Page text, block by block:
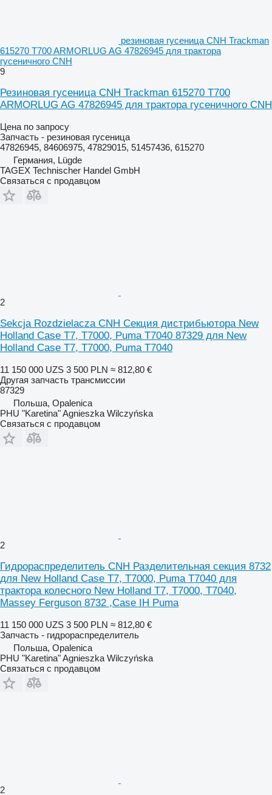
резиновая гусеница CNH Trackman
615270 T700 ARMORLUG AG 47826945 для трактора
гусеничного CNH
9
Резиновая гусеница CNH Trackman 615270 T700
ARMORLUG AG 47826945 для трактора гусеничного CNH
Цена по запросу
Запчасть - резиновая гусеница
47826945, 84606975, 47829015, 51457436, 615270
Германия, Lügde
TAGEX Technischer Handel GmbH
Связаться с продавцом
2
Sekcja Rozdzielacza CNH Секция дистрибьютора New
Holland Case T7, T7000, Puma T7040 87329 для New
Holland Case T7, T7000, Puma T7040
11 150 000 UZS 3 500 PLN ≈ 812,80 €
Другая запчасть трансмиссии
87329
Польша, Opalenica
PHU "Karetina" Agnieszka Wilczyńska
Связаться с продавцом
2
Гидрораспределитель CNH Разделительная секция 8732
для New Holland Case T7, T7000, Puma T7040 для
трактора колесного New Holland T7, T7000, T7040,
Massey Ferguson 8732 ,Case IH Puma
11 150 000 UZS 3 500 PLN ≈ 812,80 €
Запчасть - гидрораспределитель
Польша, Opalenica
PHU "Karetina" Agnieszka Wilczyńska
Связаться с продавцом
2